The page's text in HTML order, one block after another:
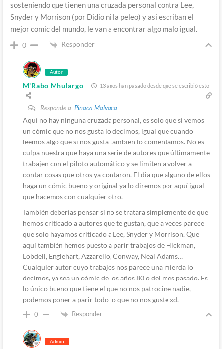
sosteniendo que tienen una cruzada personal contra Lee,
Snyder y Morrison (por Didio ni la peleo) y asi escriban el
mejor comic del mundo, le van a encontrar algo malo igual.
0 Responder
Autor
M'Rabo Mhulargo 13 años han pasado desde que se escribió esto
Responde a Pinaca Malvaca
Aquí no hay ninguna cruzada personal, es solo que si vemos
un cómic que no nos gusta lo decimos, igual que cuando
leemos algo que si nos gusta también lo comentamos. No es
culpa nuestra que haya una serie de autores que últimamente
trabajen con el piloto automático y se limiten a volver a
contar cosas que otros ya contaron. El dia que alguno de ellos
haga un cómic bueno y original ya lo diremos por aquí igual
que hacemos con cualquier otro.
También deberías pensar si no se tratara simplemente de que
hemos criticado a autores que te gustan, que a veces parece
que solo hayamos criticado a Lee, Snyder y Morrison. Que
aquí también hemos puesto a parir trabajos de Hickman,
Lobdell, Englehart, Azzarello, Conway, Neal Adams…
Cualquier autor cuyo trabajos nos parece una mierda lo
decimos, ya sea un cómic de los años 80 o del mes pasado. Es
lo único bueno que tiene el que no nos patrocine nadie,
podemos poner a parir todo lo que no nos guste xd.
0 Responder
Admin